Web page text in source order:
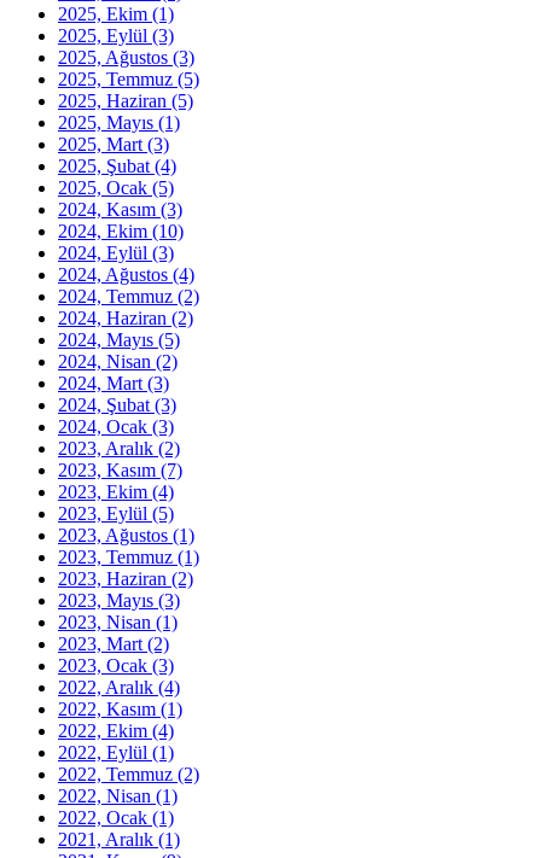
2025, Ekim (1)
2025, Eylül (3)
2025, Ağustos (3)
2025, Temmuz (5)
2025, Haziran (5)
2025, Mayıs (1)
2025, Mart (3)
2025, Şubat (4)
2025, Ocak (5)
2024, Kasım (3)
2024, Ekim (10)
2024, Eylül (3)
2024, Ağustos (4)
2024, Temmuz (2)
2024, Haziran (2)
2024, Mayıs (5)
2024, Nisan (2)
2024, Mart (3)
2024, Şubat (3)
2024, Ocak (3)
2023, Aralık (2)
2023, Kasım (7)
2023, Ekim (4)
2023, Eylül (5)
2023, Ağustos (1)
2023, Temmuz (1)
2023, Haziran (2)
2023, Mayıs (3)
2023, Nisan (1)
2023, Mart (2)
2023, Ocak (3)
2022, Aralık (4)
2022, Kasım (1)
2022, Ekim (4)
2022, Eylül (1)
2022, Temmuz (2)
2022, Nisan (1)
2022, Ocak (1)
2021, Aralık (1)